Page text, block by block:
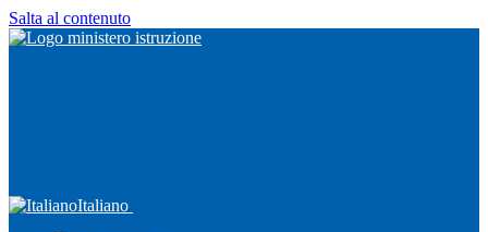
Salta al contenuto
Italiano